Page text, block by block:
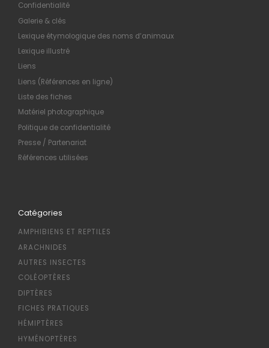
Confidentialité
Galerie & clés
Lexique étymologique des noms d’animaux
Lexique illustré
Liens
Liens (Références en ligne)
Liste des fiches
Matériel photographique
Politique de confidentialité
Presse / Partenariat
Références utilisées
Catégories
AMPHIBIENS ET REPTILES
ARACHNIDES
AUTRES INSECTES
COLÉOPTÈRES
DIPTÈRES
FICHES PRATIQUES
HÉMIPTÈRES
HYMÉNOPTÈRES